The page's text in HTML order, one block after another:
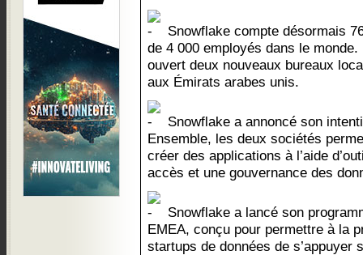
Snowflake compte désormais
de 4 000 employés dans le monde.
ouvert deux nouveaux bureaux
aux Émirats arabes unis.
Snowflake a annoncé son
Ensemble, les deux sociétés
créer des applications à l’aide
accès et une gouvernance des
Snowflake a lancé son
EMEA, conçu pour permettre à la
startups de données de s’appuyer